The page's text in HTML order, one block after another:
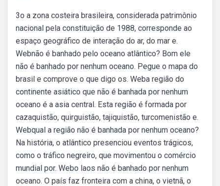
3o a zona costeira brasileira, considerada patrimônio
nacional pela constituição de 1988, corresponde ao
espaço geográfico de interação do ar, do mar e.
Webnão é banhado pelo oceano atlântico? Bom ele
não é banhado por nenhum oceano. Pegue o mapa do
brasil e comprove o que digo os. Weba região do
continente asiático que não é banhada por nenhum
oceano é a asia central. Esta região é formada por
cazaquistão, quirguistão, tajiquistão, turcomenistão e.
Webqual a região não é banhada por nenhum oceano?
Na história, o atlântico presenciou eventos trágicos,
como o tráfico negreiro, que movimentou o comércio
mundial por. Webo laos não é banhado por nenhum
oceano. O país faz fronteira com a china, o vietnã, o